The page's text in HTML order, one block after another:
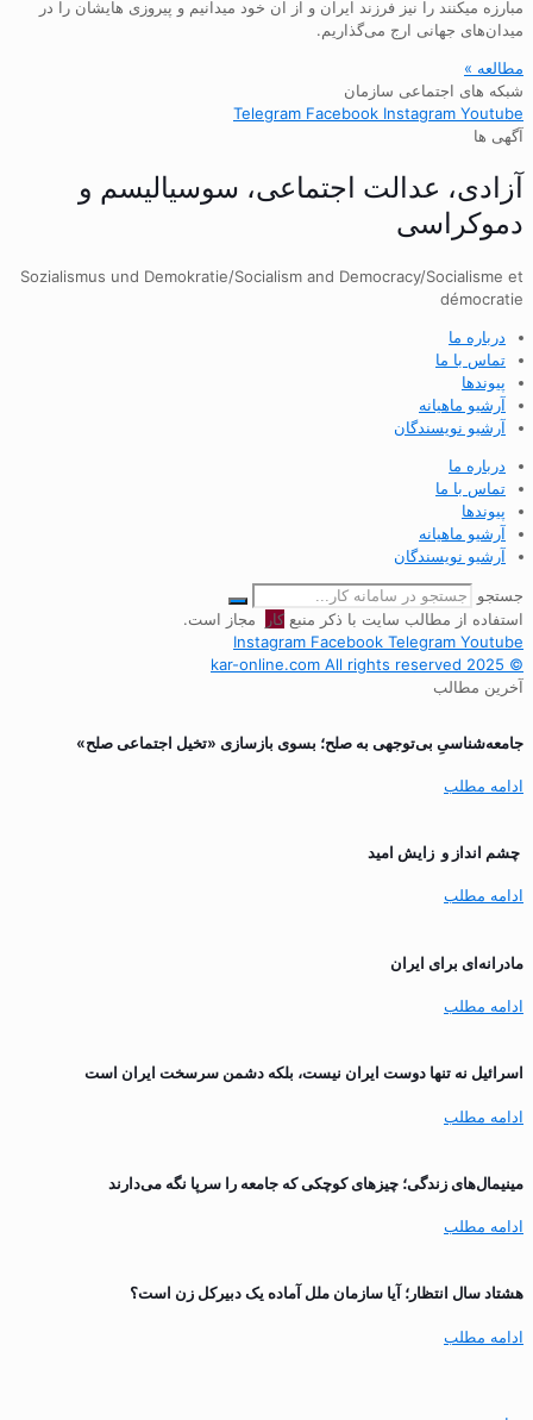
مبارزه میکنند را نیز فرزند ایران و از ان خود میدانیم و پیروزی هایشان را در
میدان‌های جهانی ارج می‌گذاریم.
مطالعه »
شبکه های اجتماعی سازمان
Telegram Facebook Instagram Youtube
آگهی ها
آزادی، عدالت اجتماعی، سوسیالیسم و
دموکراسی
Sozialismus und Demokratie/Socialism and Democracy/Socialisme et
démocratie
درباره ما
تماس با ما
پیوندها
آرشیو ماهیانه
آرشیو نویسندگان
درباره ما
تماس با ما
پیوندها
آرشیو ماهیانه
آرشیو نویسندگان
جستجو
استفاده از مطالب سایت با ذکر منبعکار
مجاز است.
Instagram Facebook Telegram Youtube
© 2025 kar-online.com All rights reserved
آخرین مطالب
جامعه‌شناسیِ بی‌توجهی به صلح؛ بسوی بازسازی «تخیل اجتماعی صلح»
ادامه مطلب
چشم انداز و زایش امید
ادامه مطلب
مادرانه‌ای برای ایران
ادامه مطلب
اسرائیل نه تنها دوست ایران نیست، بلکه دشمن سرسخت ایران است
ادامه مطلب
مینیمال‌های زندگی؛ چیزهای کوچکی که جامعه را سرپا نگه می‌دارند
ادامه مطلب
هشتاد سال انتظار؛ آیا سازمان ملل آماده یک دبیرکل زن است؟
ادامه مطلب